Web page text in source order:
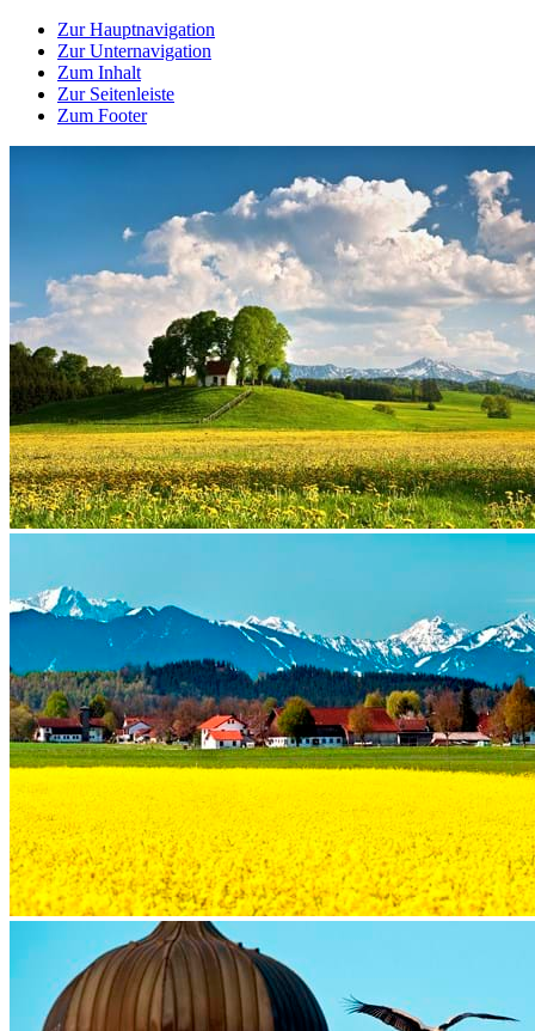
Zur Hauptnavigation
Zur Unternavigation
Zum Inhalt
Zur Seitenleiste
Zum Footer